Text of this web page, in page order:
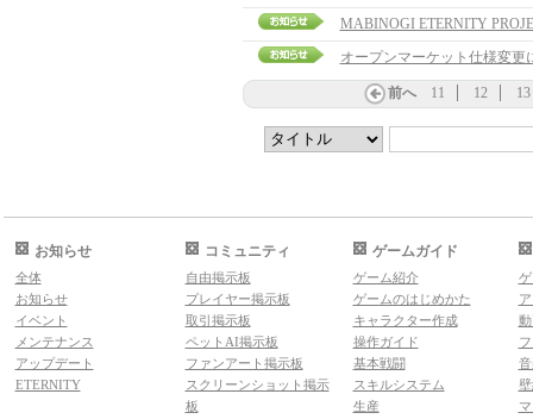
MABINOGI ETERNITY
オープンマーケット仕様変更
前へ 11 12 13
お知らせ
全体
お知らせ
イベント
メンテナンス
アップデート
ETERNITY
コミュニティ
自由掲示板
プレイヤー掲示板
取引掲示板
ペットAI掲示板
ファンアート掲示板
スクリーンショット掲示
板
ゲームガイド
ゲーム紹介
ゲームのはじめかた
キャラクター作成
操作ガイド
基本戦闘
スキルシステム
生産